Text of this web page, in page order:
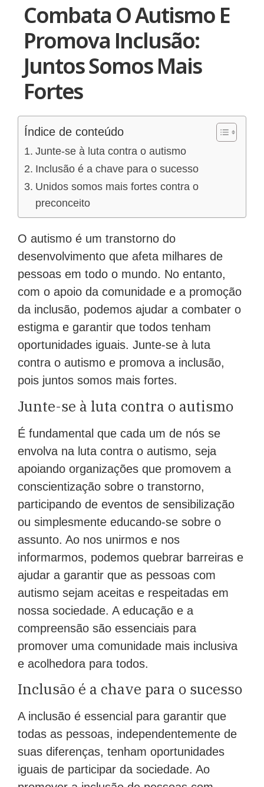
Combata O Autismo E
Promova Inclusão:
Juntos Somos Mais
Fortes
Índice de conteúdo
Junte-se à luta contra o autismo
Inclusão é a chave para o sucesso
Unidos somos mais fortes contra o
preconceito
O autismo é um transtorno do
desenvolvimento que afeta milhares de
pessoas em todo o mundo. No entanto,
com o apoio da comunidade e a promoção
da inclusão, podemos ajudar a combater o
estigma e garantir que todos tenham
oportunidades iguais. Junte-se à luta
contra o autismo e promova a inclusão,
pois juntos somos mais fortes.
Junte-se à luta contra o autismo
É fundamental que cada um de nós se
envolva na luta contra o autismo, seja
apoiando organizações que promovem a
conscientização sobre o transtorno,
participando de eventos de sensibilização
ou simplesmente educando-se sobre o
assunto. Ao nos unirmos e nos
informarmos, podemos quebrar barreiras e
ajudar a garantir que as pessoas com
autismo sejam aceitas e respeitadas em
nossa sociedade. A educação e a
compreensão são essenciais para
promover uma comunidade mais inclusiva
e acolhedora para todos.
Inclusão é a chave para o sucesso
A inclusão é essencial para garantir que
todas as pessoas, independentemente de
suas diferenças, tenham oportunidades
iguais de participar da sociedade. Ao